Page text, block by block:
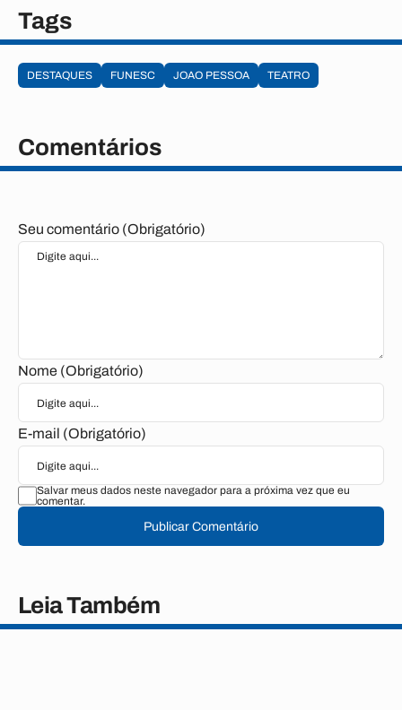
Tags
DESTAQUES FUNESC JOAO PESSOA TEATRO
Comentários
Seu comentário (Obrigatório)
Nome (Obrigatório)
E-mail (Obrigatório)
Salvar meus dados neste navegador para a próxima vez que eu
comentar.
Publicar Comentário
Leia Também